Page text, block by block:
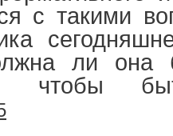
с такими
ли она
чтобы